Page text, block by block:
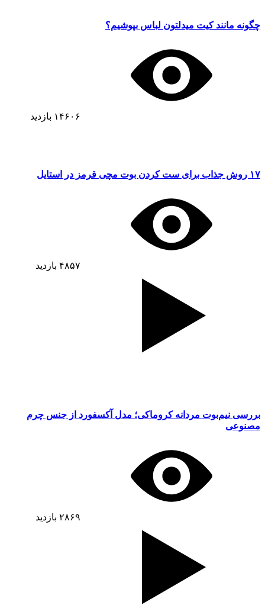
چگونه مانند کیت میدلتون لباس بپوشیم؟
۱۴۶۰۶ بازدید
۱۷ روش جذاب برای ست کردن بوت مچی قرمز در استایل
۴۸۵۷ بازدید
بررسی نیم‌بوت مردانه کروماکی؛ مدل آکسفورد از جنس چرم
مصنوعی
۲۸۶۹ بازدید